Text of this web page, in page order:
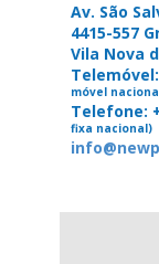
Av. São
4415-557
Vila Nova
Telemóvel:
móvel
Telefone:
fixa nacional)